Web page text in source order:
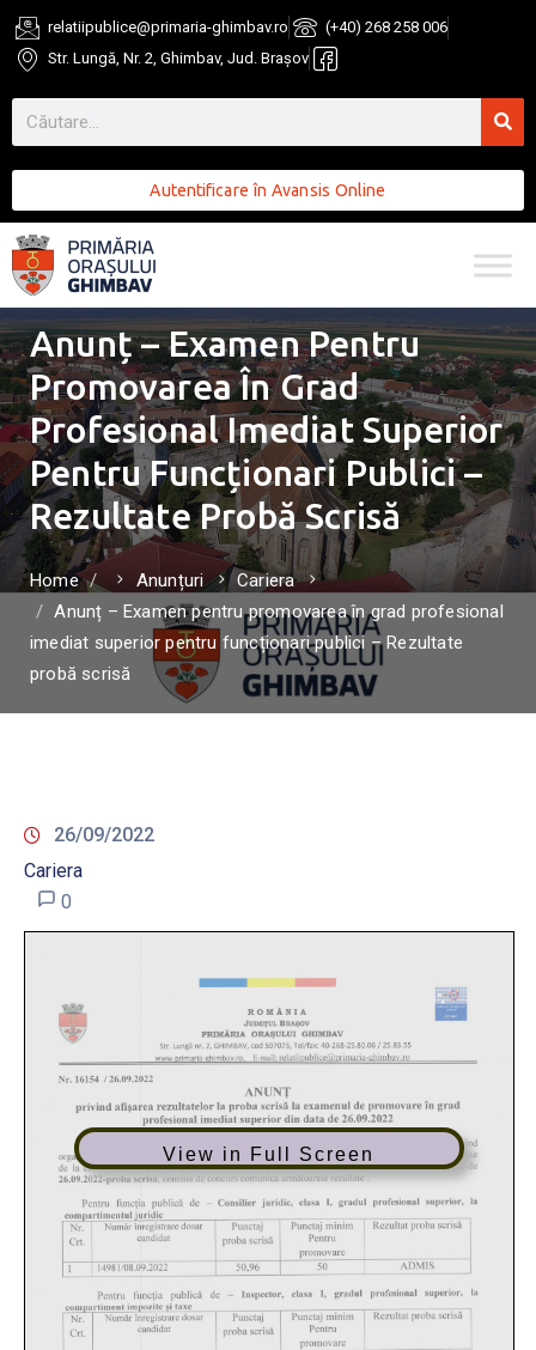
relatiipublice@primaria-ghimbav.ro
(+40) 268 258 006
Str. Lungă, Nr. 2, Ghimbav, Jud. Brașov
Autentificare în Avansis Online
Anunț – Examen Pentru
Promovarea În Grad
Profesional Imediat Superior
Pentru Funcționari Publici –
Rezultate Probă Scrisă
Home Anunțuri
Cariera
Anunț – Examen pentru promovarea în grad profesional
imediat superior pentru funcționari publici – Rezultate
probă scrisă
26/09/2022
Cariera
0
View in Full Screen